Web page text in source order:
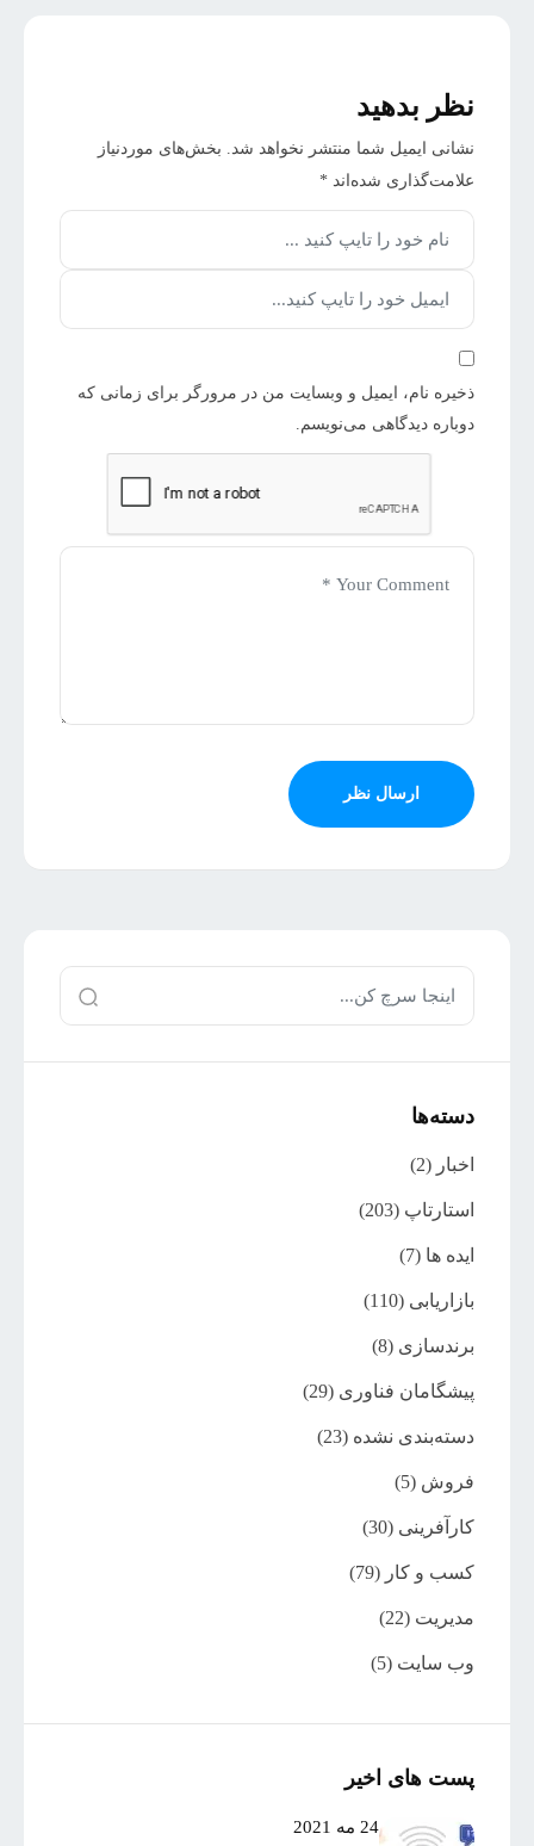
نظر بدهید
نشانی ایمیل شما منتشر نخواهد شد. بخش‌های موردنیاز
علامت‌گذاری شده‌اند *
ذخیره نام، ایمیل و وبسایت من در مرورگر برای زمانی که
دوباره دیدگاهی می‌نویسم.
ارسال نظر
دسته‌ها
اخبار (2)
استارتاپ (203)
ایده ها (7)
بازاریابی (110)
برندسازی (8)
پیشگامان فناوری (29)
دسته‌بندی نشده (23)
فروش (5)
کارآفرینی (30)
کسب و کار (79)
مدیریت (22)
وب سایت (5)
پست های اخیر
24 مه 2021